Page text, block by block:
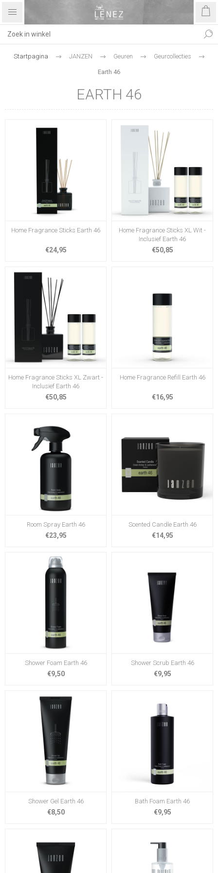
Startpagina JANZEN Geuren Geurcollecties
Earth 46
EARTH 46
Home Fragrance Sticks Earth 46
€24,95
Home Fragrance Sticks XL Wit -
Inclusief Earth 46
€50,85
Home Fragrance Sticks XL Zwart -
Inclusief Earth 46
€50,85
Home Fragrance Refill Earth 46
€16,95
Room Spray Earth 46
€23,95
Scented Candle Earth 46
€14,95
Shower Foam Earth 46
€9,50
Shower Scrub Earth 46
€9,95
Shower Gel Earth 46
€8,50
Bath Foam Earth 46
€9,95